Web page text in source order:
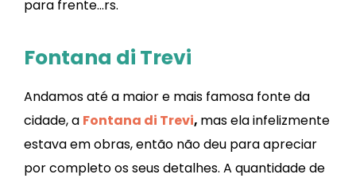
para frente…rs.
Fontana di Trevi
Andamos até a maior e mais famosa fonte da
cidade, a Fontana di Trevi, mas ela infelizmente
estava em obras, então não deu para apreciar
por completo os seus detalhes. A quantidade de